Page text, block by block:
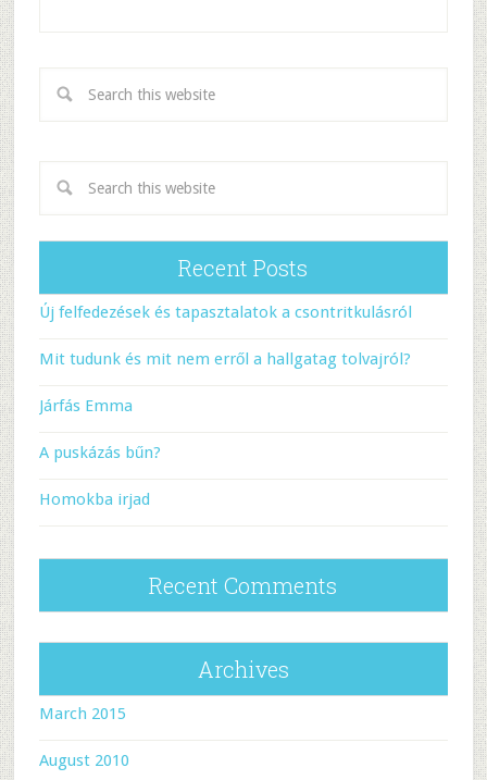
Recent Posts
Új felfedezések és tapasztalatok a csontritkulásról
Mit tudunk és mit nem erről a hallgatag tolvajról?
Járfás Emma
A puskázás bűn?
Homokba irjad
Recent Comments
Archives
March 2015
August 2010